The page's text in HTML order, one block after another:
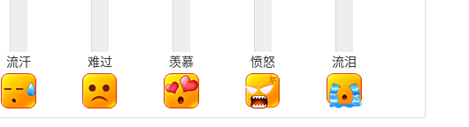
流汗 难过 羡慕 愤怒 流泪